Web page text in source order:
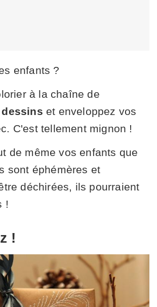
enfants ?
à la chaîne de
et enveloppez vos
C'est tellement mignon !
de même vos enfants que
sont éphémères et
déchirées, ils pourraient
!
!